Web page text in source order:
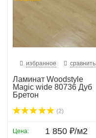
избранное сравнить
Ламинат Woodstyle
Magic wide 80736 Дуб
Бретон
(2)
Цена: 1 850 ₽/м2